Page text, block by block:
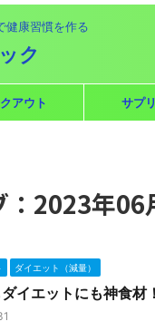
健康習慣を作る
ク
アウト サプ
：2023年06
ダイエット（減量）
イエットにも神食材